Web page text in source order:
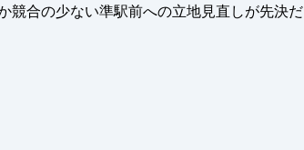
競合の少ない準駅前への立地見直しが先決だ